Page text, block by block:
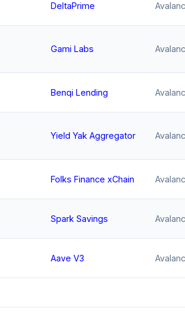
DeltaPrime
Gami Labs
Benqi Lending
Yield Yak Aggregator
Folks Finance xChain
Spark Savings
Aave V3